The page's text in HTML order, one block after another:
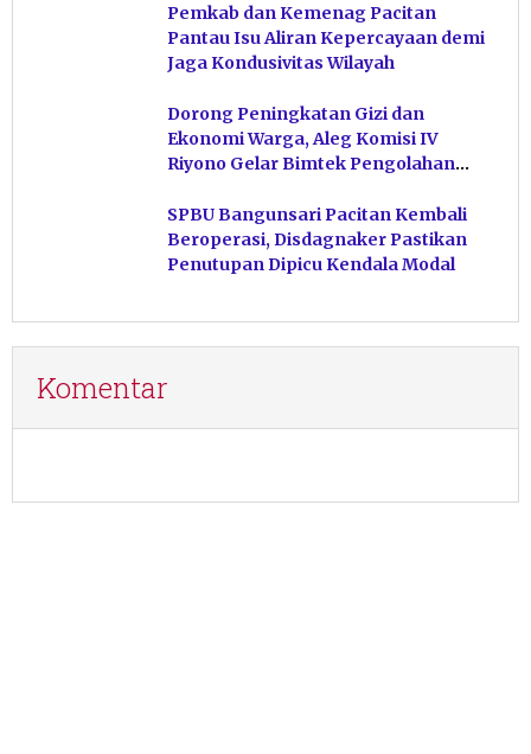
Pemkab dan Kemenag Pacitan
Pantau Isu Aliran Kepercayaan demi
Jaga Kondusivitas Wilayah
Dorong Peningkatan Gizi dan
Ekonomi Warga, Aleg Komisi IV
Riyono Gelar Bimtek Pengolahan
SPBU Bangunsari Pacitan Kembali
Beroperasi, Disdagnaker Pastikan
Penutupan Dipicu Kendala Modal
Komentar